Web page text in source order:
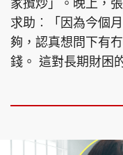
家攬炒」。晚上，
求助︰「因為今個
夠，認真想問下有
錢。 這對長期財困